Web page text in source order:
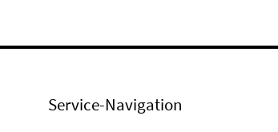
Service-Navigation